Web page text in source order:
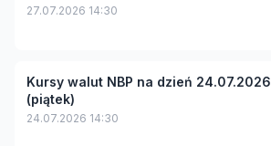
27.07.2026 14:30
Kursy walut NBP na dzień 24.07.2026
(piątek)
24.07.2026 14:30